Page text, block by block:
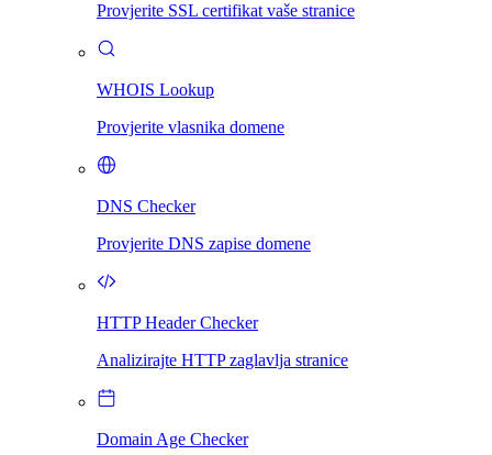
Provjerite SSL certifikat vaše stranice
WHOIS Lookup
Provjerite vlasnika domene
DNS Checker
Provjerite DNS zapise domene
HTTP Header Checker
Analizirajte HTTP zaglavlja stranice
Domain Age Checker